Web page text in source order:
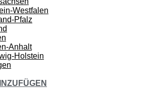
Westfalen
Pfalz
Anhalt
Holstein